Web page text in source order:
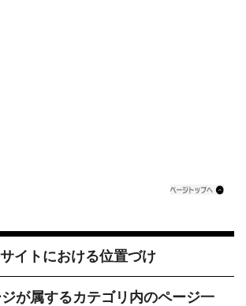
イトにおける位置づけ
が属するカテゴリ内のページ一